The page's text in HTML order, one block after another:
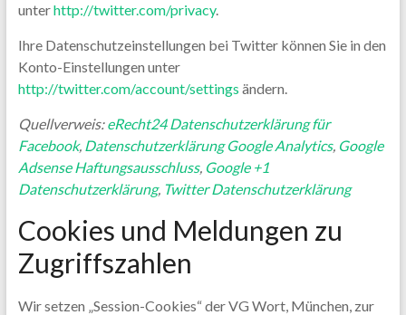
unterhttp://twitter.com/privacy.
Ihre Datenschutzeinstellungen bei Twitter können Sie in den
Konto-Einstellungen unter
http://twitter.com/account/settings ändern.
Quellverweis:eRecht24 Datenschutzerklärung für
Facebook, Datenschutzerklärung Google Analytics, Google
Adsense Haftungsausschluss, Google +1
Datenschutzerklärung, Twitter Datenschutzerklärung
Cookies und Meldungen zu
Zugriffszahlen
Wir setzen „Session-Cookies“ der VG Wort, München, zur